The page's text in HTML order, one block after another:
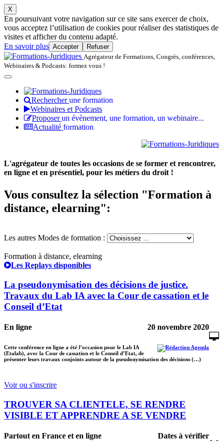
X
En poursuivant votre navigation sur ce site sans exercer de choix,
vous acceptez l’utilisation de cookies pour réaliser des statistiques de
visites et afficher du contenu adapté.
En savoir plus Accepter
Refuser
Agrégateur de Formations, Congrès, conférences,
Webinaires & Podcasts: formez vous !
Rechercherune formation
Webinaires et Podcasts
Proposerun évènement, une formation, un webinaire...
Actualité formation
L'agrégateur de toutes les occasions de se former et rencontrer,
en ligne et en présentiel, pour les métiers du droit !
Vous consultez la sélection "Formation à
distance, elearning":
Les autres Modes de formation :
Formation à distance, elearning
Les Replays disponibles
La pseudonymisation des décisions de justice.
Travaux du Lab IA avec la Cour de cassation et le
Conseil d’Etat
En ligne 20 novembre 2020
Cette conférence en ligne a été l’occasion pour le Lab IA
(Etalab), avec la Cour de cassation et le Conseil d’Etat, de
présenter leurs travaux conjoints autour de la pseudonymisation des décisions (…)
Voir ou s'inscrire
TROUVER SA CLIENTELE, SE RENDRE
VISIBLE ET APPRENDRE A SE VENDRE
Partout en France et en ligne Dates à vérifier